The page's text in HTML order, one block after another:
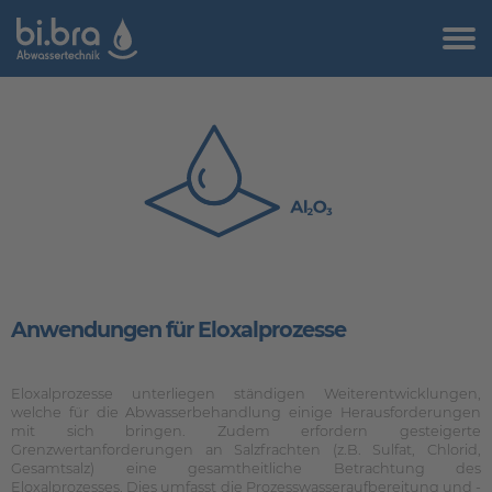
Anwendungen für Eloxalprozesse
Eloxalprozesse unterliegen ständigen Weiterentwicklungen,
welche für die Abwasserbehandlung einige Herausforderungen
mit sich bringen. Zudem erfordern gesteigerte
Grenzwertanforderungen an Salzfrachten (z.B. Sulfat, Chlorid,
Gesamtsalz) eine gesamtheitliche Betrachtung des
Eloxalprozesses. Dies umfasst die Prozesswasseraufbereitung und -